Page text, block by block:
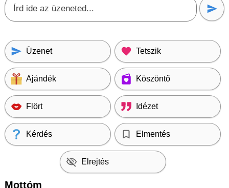
Üzenet Tetszik
Ajándék Köszöntő
Flört Idézet
Kérdés Elmentés
Elrejtés
Mottóm